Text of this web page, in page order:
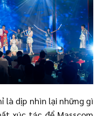
là dịp nhìn lại những gì